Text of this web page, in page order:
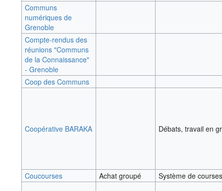
Communs
numériques de
Grenoble
Compte-rendus des
réunions "Communs
de la Connaissance"
- Grenoble
Coop des Communs
Coopérative BARAKA Débats, travail en
Coucourses Achat groupé Système de courses